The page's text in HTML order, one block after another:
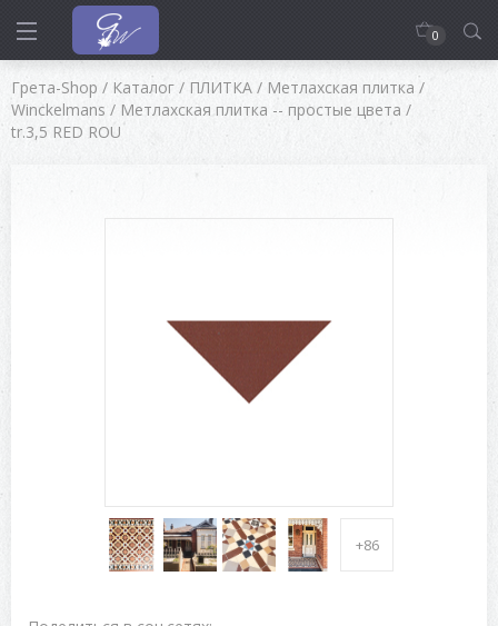
0
Грета-Shop / Каталог / ПЛИТКА / Метлахская плитка /
Winckelmans / Метлахская плитка -- простые цвета /
tr.3,5 RED ROU
+86